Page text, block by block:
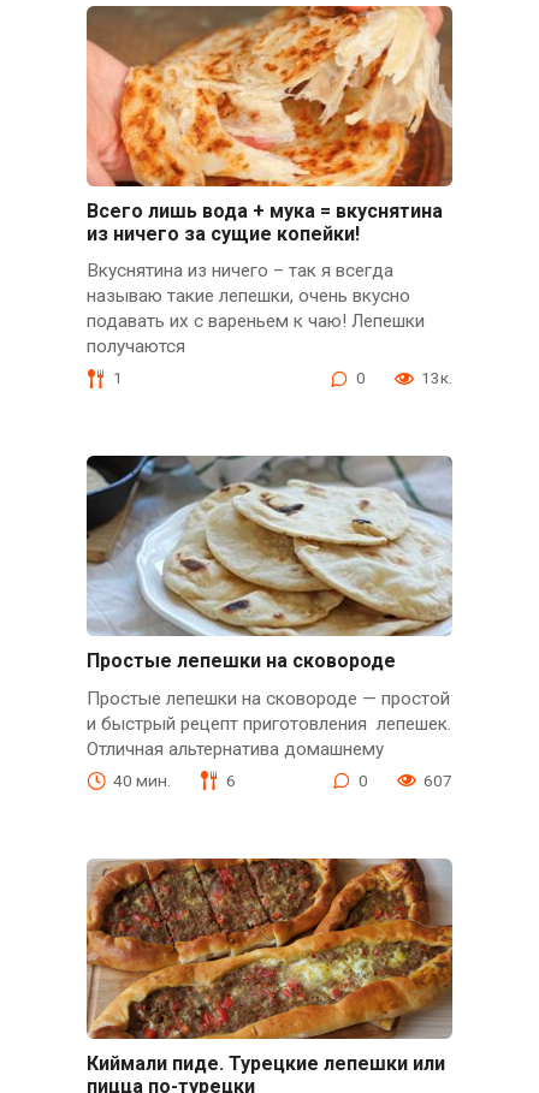
Всего лишь вода + мука = вкуснятина
из ничего за сущие копейки!
Вкуснятина из ничего – так я всегда
называю такие лепешки, очень вкусно
подавать их с вареньем к чаю! Лепешки
получаются
1 0 13к.
Простые лепешки на сковороде
Простые лепешки на сковороде — простой
и быстрый рецепт приготовления лепешек.
Отличная альтернатива домашнему
40 мин. 6 0 607
Киймали пиде. Турецкие лепешки или
пицца по-турецки